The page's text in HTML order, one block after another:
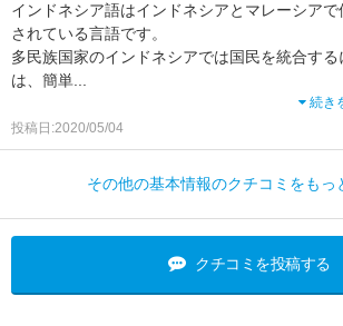
インドネシア語はインドネシアとマレーシアで
されている言語です。
多民族国家のインドネシアでは国民を統合する
は、簡単
続き
投稿日:2020/05/04
その他の基本情報のクチコミをもっ
クチコミを投稿する